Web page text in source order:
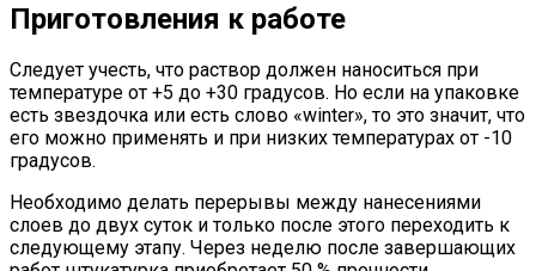
Приготовления к работе
Следует учесть, что раствор должен наноситься при
температуре от +5 до +30 градусов. Но если на упаковке
есть звездочка или есть слово «winter», то это значит, что
его можно применять и при низких температурах от -10
градусов.
Необходимо делать перерывы между нанесениями
слоев до двух суток и только после этого переходить к
следующему этапу. Через неделю после завершающих